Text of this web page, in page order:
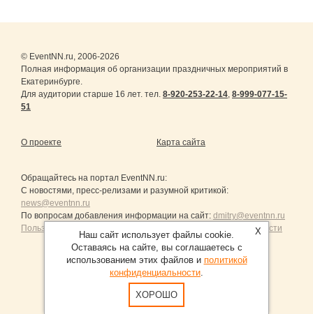
© EventNN.ru, 2006-2026
Полная информация об организации праздничных мероприятий в
Екатеринбурге.
Для аудитории старше 16 лет. тел. 8-920-253-22-14, 8-999-077-15-
51
О проекте Карта сайта
Обращайтесь на портал EventNN.ru:
С новостями, пресс-релизами и разумной критикой:
news@eventnn.ru
По вопросам добавления информации на сайт: dmitry@eventnn.ru
Пользовательское Соглашение и политика конфиденциальности
Продвижение сайтов Санкт-Петербург
X
Наш сайт использует файлы cookie.
Оставаясь на сайте, вы соглашаетесь с
использованием этих файлов и политикой
конфиденциальности.
ХОРОШО